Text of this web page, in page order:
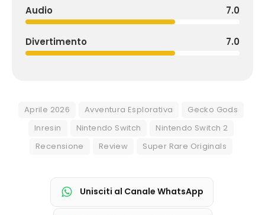
Audio 7.0
Divertimento 7.0
Aprile 2026 Avventura Esplorativa
Gecko Gods
Inresin
Nintendo Switch
Nintendo Switch 2
Recensione
Review Super Rare Originals
Unisciti al Canale WhatsApp